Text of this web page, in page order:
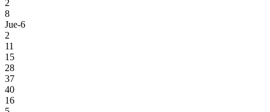
2
8
Jue-6
2
11
15
28
37
40
16